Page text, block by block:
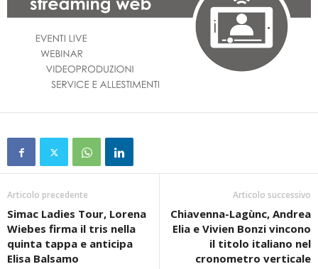
Articolo precedente
Simac Ladies Tour, Lorena
Wiebes firma il tris nella
quinta tappa e anticipa
Elisa Balsamo
Articolo successivo
Chiavenna-Lagùnc, Andrea
Elia e Vivien Bonzi vincono
il titolo italiano nel
cronometro verticale